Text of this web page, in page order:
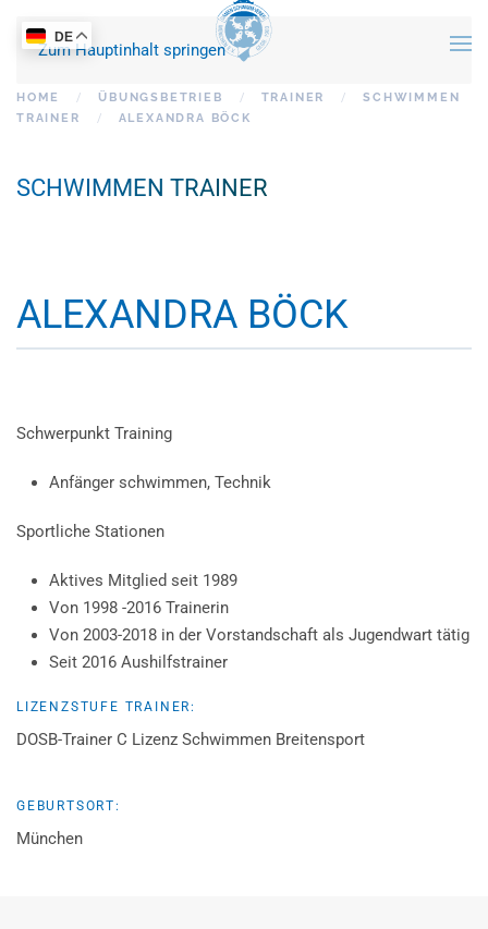
Zum Hauptinhalt springen
HOME ÜBUNGSBETRIEB TRAINER
SCHWIMMEN
TRAINER
ALEXANDRA BÖCK
SCHWIMMEN TRAINER
ALEXANDRA BÖCK
Schwerpunkt Training
Anfänger schwimmen, Technik
Sportliche Stationen
Aktives Mitglied seit 1989
Von 1998 -2016 Trainerin
Von 2003-2018 in der Vorstandschaft als Jugendwart tätig
Seit 2016 Aushilfstrainer
LIZENZSTUFE TRAINER:
DOSB-Trainer C Lizenz Schwimmen Breitensport
GEBURTSORT:
München
DE